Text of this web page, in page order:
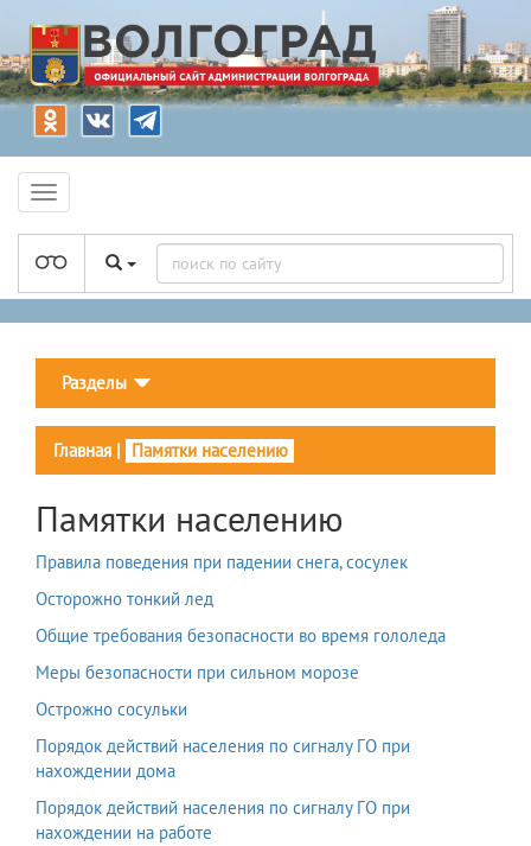
Разделы
Главная | Памятки населению
Памятки населению
Правила поведения при падении снега, сосулек
Осторожно тонкий лед
Общие требования безопасности во время гололеда
Меры безопасности при сильном морозе
Острожно сосульки
Порядок действий населения по сигналу ГО при
нахождении дома
Порядок действий населения по сигналу ГО при
нахождении на работе